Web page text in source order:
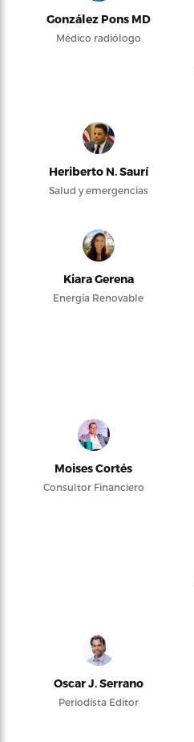
González Pons MD
Médico radiólogo
Heriberto N. Saurí
Salud y emergencias
Kiara Gerena
Energía Renovable
Moises Cortés
Consultor Financiero
Oscar J. Serrano
Periodista Editor